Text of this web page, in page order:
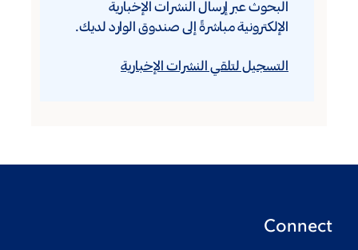
البحوث عبر إرسال النشرات الإخبارية
الإلكترونية مباشرةً إلى صندوق الوارد لديك.
التسجيل لتلقي النشرات الإخبارية
Connect